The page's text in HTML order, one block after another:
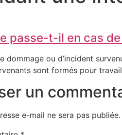
passe-t-il en cas
dommage ou d’incident
sont formés pour
un
e-mail ne sera pas publiée.